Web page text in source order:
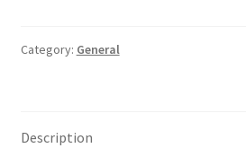
Category: General
Description